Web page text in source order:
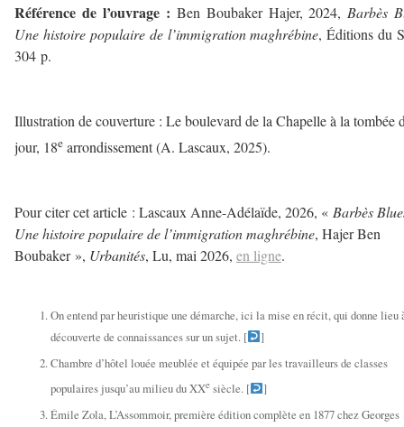
Référence de l’ouvrage :Ben Boubaker Hajer, 2024, Barbès
Une histoire populaire de l’immigration maghrébine, Éditions du
304 p.
Illustration de couverture : Le boulevard de la Chapelle à la tombée
jour, 18e arrondissement (A. Lascaux, 2025).
Pour citer cet article : Lascaux Anne-Adélaïde, 2026, « Barbès
Une histoire populaire de l’immigration maghrébine, Hajer Ben
Boubaker », Urbanités, Lu, mai 2026, en ligne.
On entend par heuristique une démarche, ici la mise en récit, qui donne lieu
découverte de connaissances sur un sujet. [
]
Chambre d’hôtel louée meublée et équipée par les travailleurs de classes
populaires jusqu’au milieu du XXe siècle. [
]
Émile Zola, L’Assommoir, première édition complète en 1877 chez Georges